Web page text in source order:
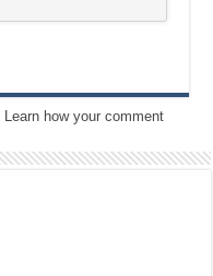
Learn how your comment